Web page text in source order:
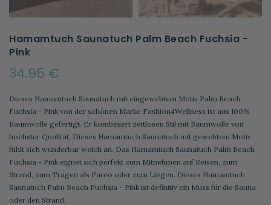
Hamamtuch Saunatuch Palm Beach Fuchsia -
Pink
34.95 €
Dieses Hamamtuch Saunatuch mit eingewebtem Motiv Palm Beach
Fuchsia - Pink von der schönen Marke Fashion4Wellness ist aus 100%
Baumwolle gefertigt. Er kombiniert zeitlosen Stil mit Baumwolle von
höchster Qualität. Dieses Hamamtuch Saunatuch mit gewebtem Motiv
fühlt sich wunderbar weich an. Das Hamamtuch Saunatuch Palm Beach
Fuchsia - Pink eignet sich perfekt zum Mitnehmen auf Reisen, zum
Strand, zum Tragen als Pareo oder zum Liegen. Dieses Hamamtuch
Saunatuch Palm Beach Fuchsia - Pink ist definitiv ein Muss für die Sauna
oder den Strand.